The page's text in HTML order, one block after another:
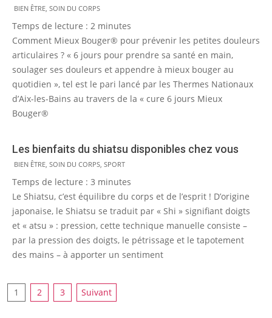
2010-
05-
10
BIEN ÊTRE SOIN DU CORPS
Temps de lecture : 2 minutes
Comment Mieux Bouger® pour prévenir les petites douleurs
articulaires ? « 6 jours pour prendre sa santé en main,
soulager ses douleurs et appendre à mieux bouger au
quotidien », tel est le pari lancé par les Thermes Nationaux
d’Aix-les-Bains au travers de la « cure 6 jours Mieux
Bouger®
Les bienfaits du shiatsu disponibles chez vous
2010-
04-
08
BIEN ÊTRE SOIN DU CORPS SPORT
Temps de lecture : 3 minutes
Le Shiatsu, c’est équilibre du corps et de l’esprit ! D’origine
japonaise, le Shiatsu se traduit par « Shi » signifiant doigts
et « atsu » : pression, cette technique manuelle consiste –
par la pression des doigts, le pétrissage et le tapotement
des mains – à apporter un sentiment
Pagination
1 2 3 Suivant